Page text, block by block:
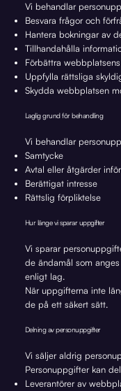
Vi behandlar
Besvara frågor och
Hantera bokningar av
Tillhandahålla
Förbättra
Uppfylla rättsliga
Skydda webbplatsen
Laglig grund för behandling
Vi behandlar
Samtycke
Avtal eller åtgärder
Berättigat intresse
Rättslig förpliktelse
Hur länge vi sparar uppgifter
Vi sparar
de ändamål som
enligt lag.
När uppgifterna inte
de på ett säkert sätt.
Delning av personuppgifter
Vi säljer aldrig
Personuppgifter kan
Leverantörer av